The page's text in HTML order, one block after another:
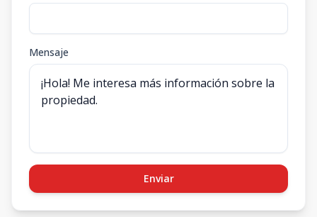
Mensaje
Enviar